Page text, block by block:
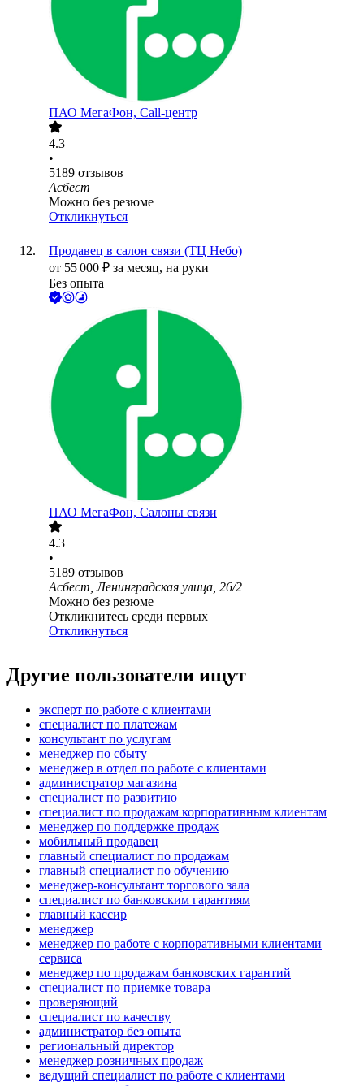
ПАО МегаФон, Call-центр
4.3
•
5189 отзывов
Асбест
Можно без резюме
Откликнуться
Продавец в салон связи (ТЦ Небо)
от 55 000 ₽ за месяц, на руки
Без опыта
ПАО МегаФон, Салоны связи
4.3
•
5189 отзывов
Асбест, Ленинградская улица, 26/2
Можно без резюме
Откликнитесь среди первых
Откликнуться
Другие пользователи ищут
эксперт по работе с клиентами
специалист по платежам
консультант по услугам
менеджер по сбыту
менеджер в отдел по работе с клиентами
администратор магазина
специалист по развитию
специалист по продажам корпоративным клиентам
менеджер по поддержке продаж
мобильный продавец
главный специалист по продажам
главный специалист по обучению
менеджер-консультант торгового зала
специалист по банковским гарантиям
главный кассир
менеджер
менеджер по работе с корпоративными клиентами
сервиса
менеджер по продажам банковских гарантий
специалист по приемке товара
проверяющий
специалист по качеству
администратор без опыта
региональный директор
менеджер розничных продаж
ведущий специалист по работе с клиентами